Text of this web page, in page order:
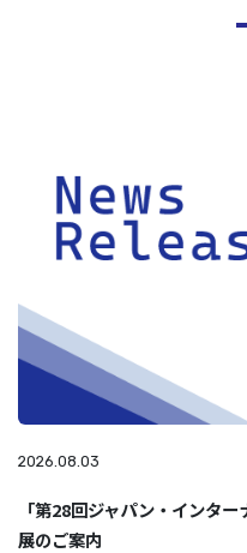
2026.08.03
「第28回ジャパン・インタ
展のご案内